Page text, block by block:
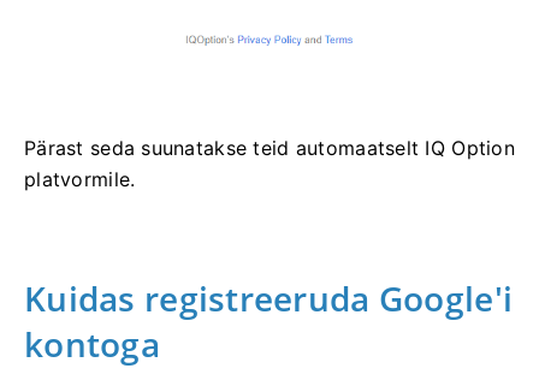
Pärast seda suunatakse teid automaatselt IQ Option
platvormile.
Kuidas registreeruda Google'i
kontoga